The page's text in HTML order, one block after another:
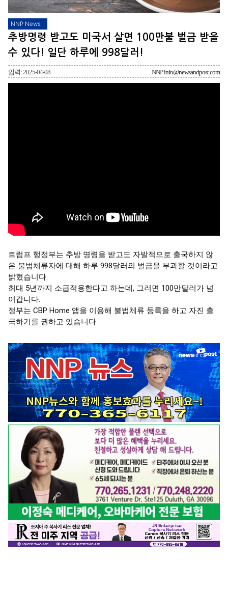
NNP News
추방명령 받고도 미국서 살면 100만불 벌금 받을
수 있다! 일단 하루에 998달러!
입력: 2025-04-08 NNPinfo@newsandpost.com
트럼프 행정부는 추방 명령을 받고도 자발적으로 출국하지 않
은 불법체류자에 대해 하루 998달러의 벌금을 부과할 것이라고
밝혔습니다.
최대 5년까지 소급적용한다고 하는데, 그러면 100만달러가 넘
어갑니다.
정부는 CBP Home 앱을 이용해 불법체류 등록을 하고 자진 출